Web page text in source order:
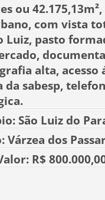
ou
com vista
Luiz, pasto
alta, acesso
da sabesp,
São Luiz do
Várzea dos
R$